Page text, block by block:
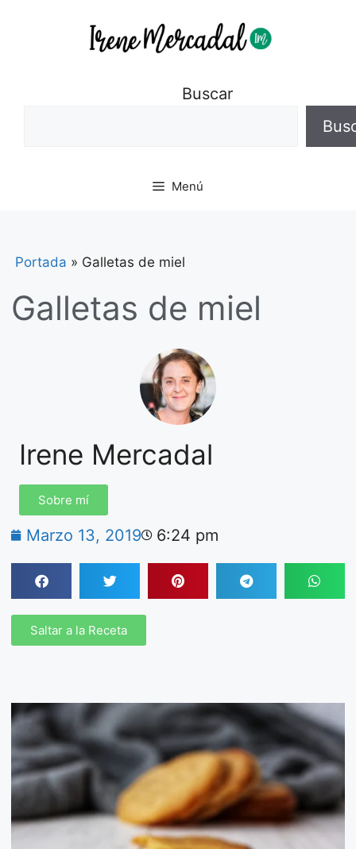
Buscar
Menú
Portada » Galletas de miel
Galletas de miel
Irene Mercadal
Sobre mí
Marzo 13, 2019 6:24 pm
Saltar a la Receta